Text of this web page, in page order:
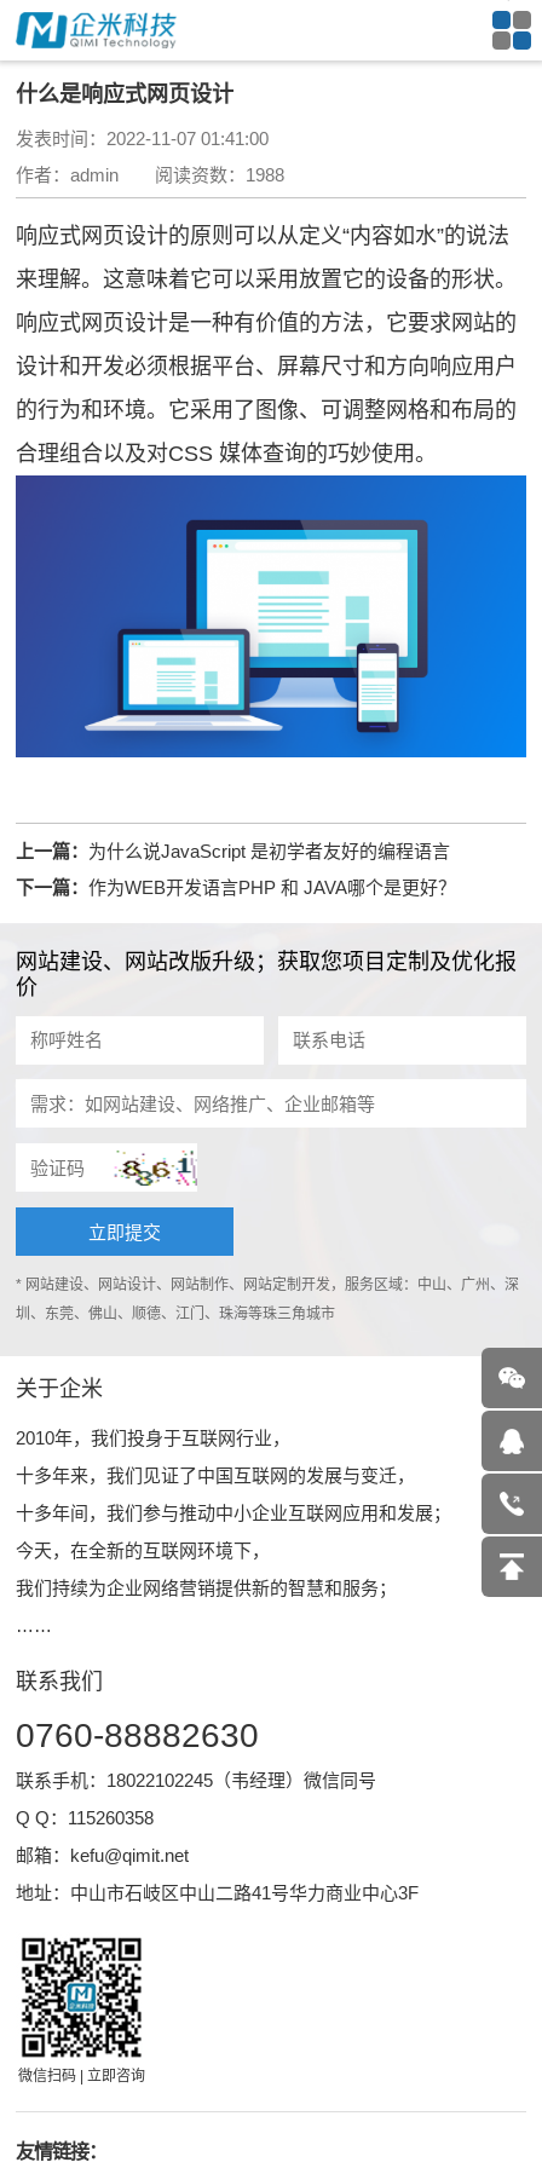
什么是响应式网页设计
发表时间：2022-11-07 01:41:00
作者：admin 阅读资数：1988
响应式网页设计的原则可以从定义“内容如水”的说法
来理解。这意味着它可以采用放置它的设备的形状。
响应式网页设计是一种有价值的方法，它要求网站的
设计和开发必须根据平台、屏幕尺寸和方向响应用户
的行为和环境。它采用了图像、可调整网格和布局的
合理组合以及对CSS 媒体查询的巧妙使用。
上一篇： 为什么说JavaScript 是初学者友好的编程语言
下一篇：作为WEB开发语言PHP 和 JAVA哪个是更好？
网站建设、网站改版升级；获取您项目定制及优化报
价
* 网站建设、网站设计、网站制作、网站定制开发，服务区域：中山、广州、深
圳、东莞、佛山、顺德、江门、珠海等珠三角城市
关于企米
2010年，我们投身于互联网行业，
十多年来，我们见证了中国互联网的发展与变迁，
十多年间，我们参与推动中小企业互联网应用和发展；
今天，在全新的互联网环境下，
我们持续为企业网络营销提供新的智慧和服务；
……
联系我们
0760-88882630
联系手机：18022102245（韦经理）微信同号
Q Q： 115260358
邮箱： kefu@qimit.net
地址：中山市石岐区中山二路41号华力商业中心3F
微信扫码 | 立即咨询
友情链接：